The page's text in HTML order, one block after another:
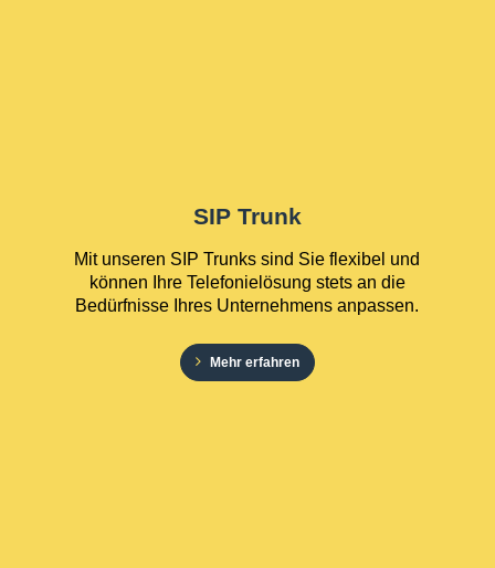
SIP Trunk
Mit unseren SIP Trunks sind Sie flexibel und
können Ihre Telefonielösung stets an die
Bedürfnisse Ihres Unternehmens anpassen.
Mehr erfahren